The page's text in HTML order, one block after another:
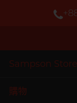
Sampson Store
購物